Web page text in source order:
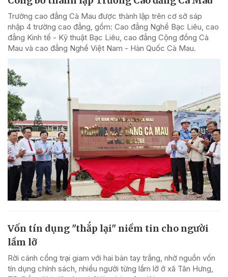
Trường cao đẳng Cà Mau được thành lập trên cơ sở sáp
nhập 4 trường cao đẳng, gồm: Cao đẳng Nghề Bạc Liêu, cao
đẳng Kinh tế - Kỹ thuật Bạc Liêu, cao đẳng Cộng đồng Cà
Mau và cao đẳng Nghề Việt Nam - Hàn Quốc Cà Mau.
Vốn tín dụng "thắp lại" niềm tin cho người
lầm lỡ
Rời cánh cổng trại giam với hai bàn tay trắng, nhờ nguồn vốn
tín dụng chính sách, nhiều người từng lầm lỡ ở xã Tân Hưng,